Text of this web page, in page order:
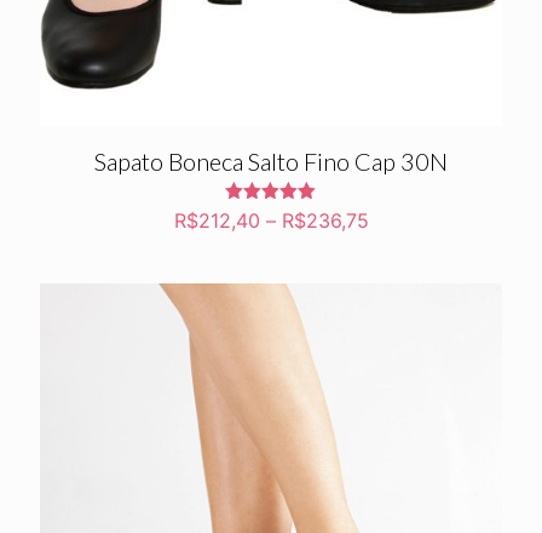
Sapato Boneca Salto Fino Cap 30N
Avaliação
5.00
R$212,40 – R$236,75